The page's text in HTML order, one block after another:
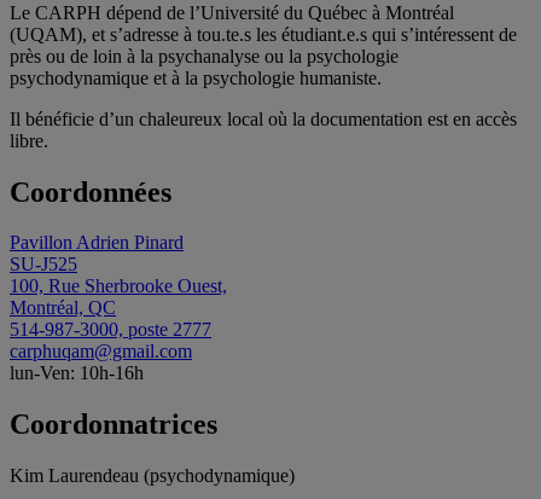
Le CARPH dépend de l’Université du Québec à Montréal
(UQAM), et s’adresse à tou.te.s les étudiant.e.s qui s’intéressent de
près ou de loin à la psychanalyse ou la psychologie
psychodynamique et à la psychologie humaniste.
Il bénéficie d’un chaleureux local où la documentation est en accès
libre.
Coordonnées
Pavillon Adrien Pinard
SU-J525
100, Rue Sherbrooke Ouest,
Montréal, QC
514-987-3000, poste 2777
carphuqam@gmail.com
lun-Ven: 10h-16h
Coordonnatrices
Kim Laurendeau (psychodynamique)